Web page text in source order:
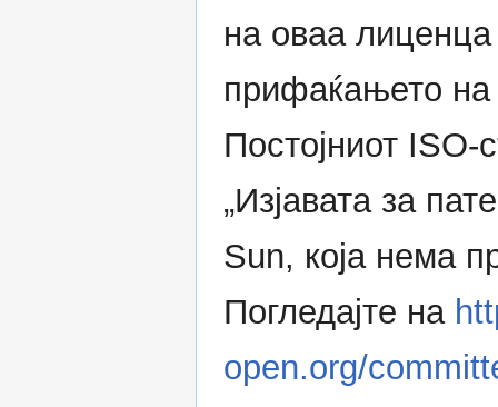
на оваа
прифаќањето на
Постојниот
„Изјавата за
Sun, која нема
Погледајте на
open.org/